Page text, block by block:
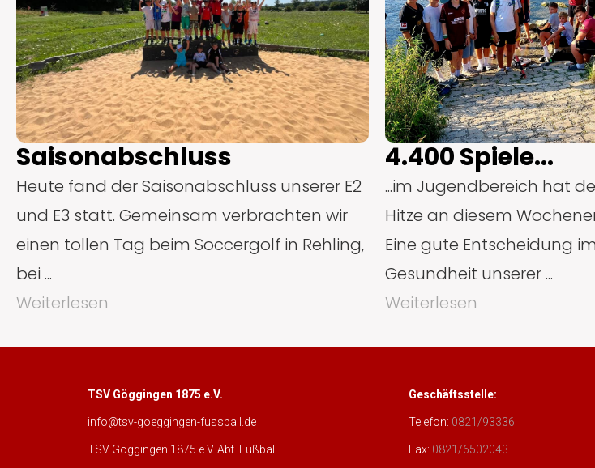
Saisonabschluss
Heute fand der Saisonabschluss unserer E2
und E3 statt. Gemeinsam verbrachten wir
einen tollen Tag beim Soccergolf in Rehling,
bei ...
Weiterlesen
4.400 Spiele...
...im Jugendbereich hat
Hitze an diesem
Eine gute Entscheidung
Gesundheit unserer ...
Weiterlesen
TSV Göggingen 1875 e.V.
info@tsv-goeggingen-fussball.de
TSV Göggingen 1875 e.V. Abt. Fußball
Geschäftsstelle:
Telefon: 0821/93336
Fax: 0821/6502043